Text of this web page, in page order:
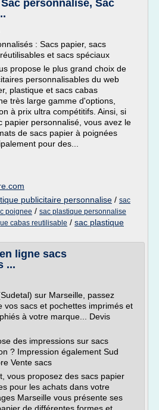
personnalisé, Sac
: Sacs papier, sacs
et sacs spéciaux
propose le plus grand choix de
personnalisables du web
plastique et sacs cabas
très large gamme d'options,
à prix ultra compétitifs. Ainsi, si
papier personnalisé, vous avez le
de sacs papier à poignées
pour des...
publicitaire personnalise / sac
poignee / sac plastique personnalise
cabas reutilisable / sac plastique
ligne sacs
...
sur Marseille, passez
vos sacs et pochettes imprimés et
à votre marque... Devis
des impressions sur sacs
? Impression également Sud
Vente sacs
vous proposez des sacs papier
pour les achats dans votre
Marseille vous présente ses